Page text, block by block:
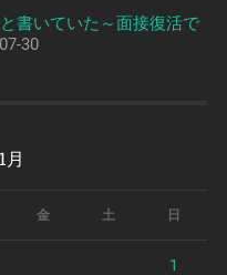
書いていた～面接復活で
30
月
金 土 日
1